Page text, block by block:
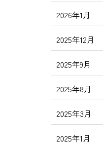
2026年1月
2025年12月
2025年9月
2025年8月
2025年3月
2025年1月